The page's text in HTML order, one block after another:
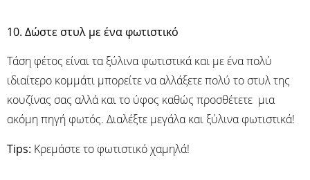
10. Δώστε στυλ με ένα φωτιστικό
Τάση φέτος είναι τα ξύλινα φωτιστικά και με ένα πολύ
ιδιαίτερο κομμάτι μπορείτε να αλλάξετε πολύ το στυλ της
κουζίνας σας αλλά και το ύφος καθώς προσθέτετε μια
ακόμη πηγή φωτός. Διαλέξτε μεγάλα και ξύλινα φωτιστικά!
Tips: Κρεμάστε το φωτιστικό χαμηλά!